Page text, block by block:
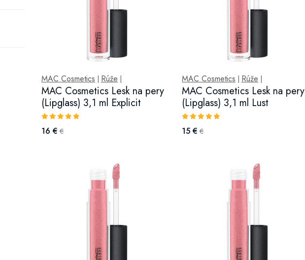
MAC Cosmetics Rúže
MAC Cosmetics Lesk na pery
(Lipglass) 3,1 ml Explicit
16 € €
MAC Cosmetics Rúže
MAC Cosmetics Lesk na pery
(Lipglass) 3,1 ml Lust
15 € €